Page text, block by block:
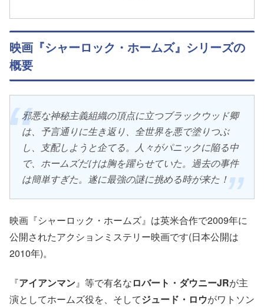
映画『シャーロック・ホームズ』シリーズの
概要
邪悪な神秘主義組織の頂点に立つブラックウッド卿
は、予言通りに生き返り、全世界を悪で塗りつぶ
し、支配しようと企てる。人々がパニックに陥る中
で、ホームズだけは胸を躍らせていた。過去の事件
は簡単すぎた。遂に最強の謎に挑める時が来た！
映画『シャーロック・ホームズ』は英米合作で2009年に
公開されたアクションミステリー映画です(日本公開は
2010年)。
『アイアンマン』等で有名なロバート・ダウニーJRが主
演としてホームズ役を、そしてジュード・ロウがワトソン